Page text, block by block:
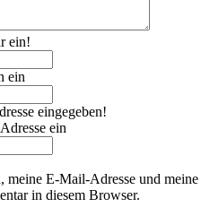
ein!
ein
eingegeben!
ein
meine E-Mail-Adresse und meine
in diesem Browser.